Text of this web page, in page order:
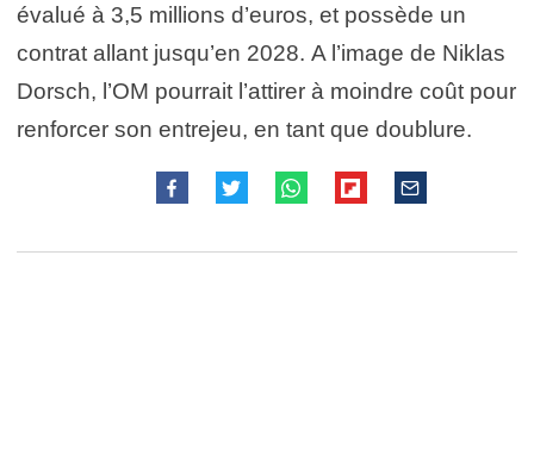
évalué à 3,5 millions d’euros, et possède un
contrat allant jusqu’en 2028. A l’image de Niklas
Dorsch, l’OM pourrait l’attirer à moindre coût pour
renforcer son entrejeu, en tant que doublure.